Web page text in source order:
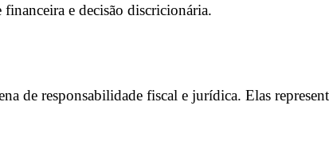
e decisão discricionária.
de responsabilidade fiscal e jurídica. Elas